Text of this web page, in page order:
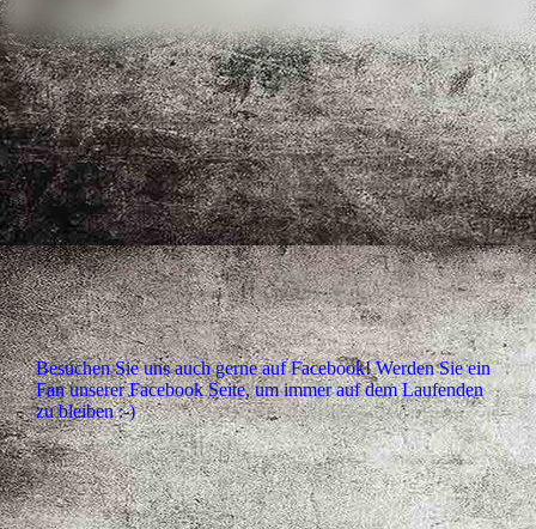
Besuchen Sie uns auch gerne auf Facebook! Werden Sie ein
Fan unserer Facebook Seite, um immer auf dem Laufenden
zu bleiben :-)